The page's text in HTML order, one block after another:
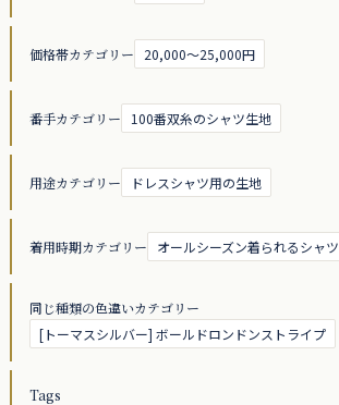
価格帯カテゴリー 20,000～25,000円
番手カテゴリー 100番双糸のシャツ生地
用途カテゴリー ドレスシャツ用の生地
着用時期カテゴリー オールシーズン着られるシャツ
同じ種類の色違いカテゴリー
[トーマスシルバー] ボールドロンドンストライプ
Tags